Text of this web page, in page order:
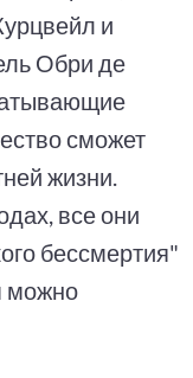
и
Обри де
сможет
жизни.
все они
бессмертия"
можно